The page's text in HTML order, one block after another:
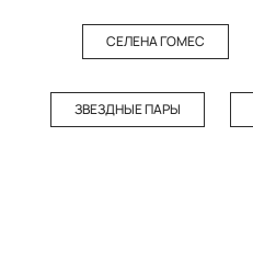
СЕЛЕНА ГОМЕС
ЗВЕЗДНЫЕ ПАРЫ